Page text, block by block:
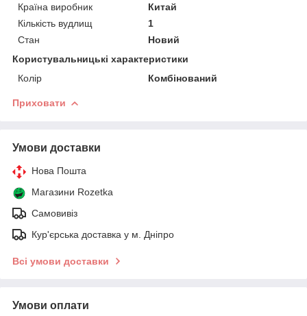
Країна виробник
Китай
Кількість вудлищ
1
Стан
Новий
Користувальницькі характеристики
Колір
Комбінований
Приховати
Умови доставки
Нова Пошта
Магазини Rozetka
Самовивіз
Кур'єрська доставка у м. Дніпро
Всі умови доставки
Умови оплати